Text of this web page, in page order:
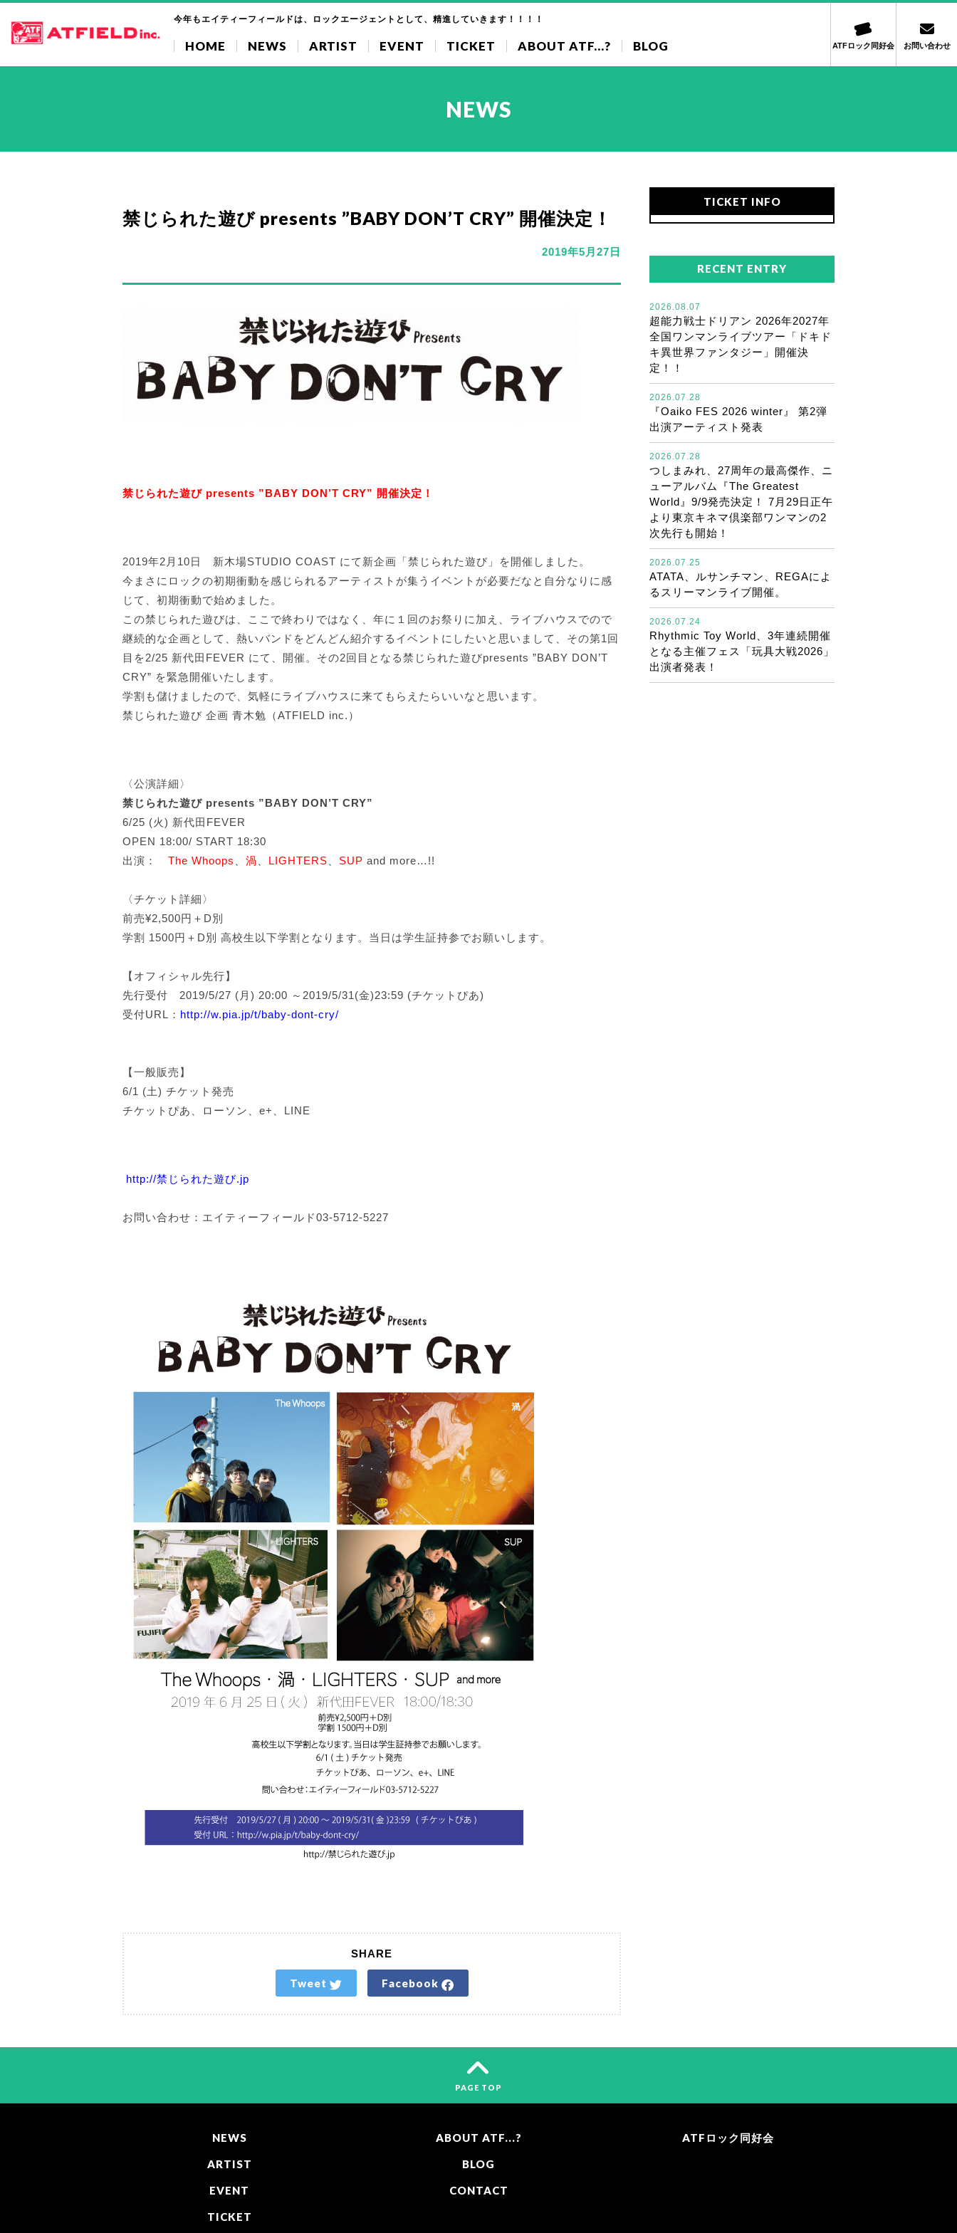
今年もエイティーフィールドは、ロックエージェントとして、精進していきます！！！！
HOME NEWS ARTIST EVENT TICKET ABOUT ATF...? BLOG ATFロック同好会 お問い合わせ
NEWS
禁じられた遊び presents ”BABY DON’T CRY” 開催決定！
2019年5月27日
禁じられた遊び presents ”BABY DON’T CRY” 開催決定！
2019年2月10日 新木場STUDIO COAST にて新企画「禁じられた遊び」を開催しました。
今まさにロックの初期衝動を感じられるアーティストが集うイベントが必要だなと自分なりに感
じて、初期衝動で始めました。
この禁じられた遊びは、ここで終わりではなく、年に１回のお祭りに加え、ライブハウスでので
継続的な企画として、熱いバンドをどんどん紹介するイベントにしたいと思いまして、その第1回
目を2/25 新代田FEVER にて、開催。その2回目となる禁じられた遊びpresents ”BABY DON’T
CRY” を緊急開催いたします。
学割も儲けましたので、気軽にライブハウスに来てもらえたらいいなと思います。
禁じられた遊び 企画 青木勉（ATFIELD inc.）
〈公演詳細〉
禁じられた遊び presents ”BABY DON’T CRY”
6/25 (火) 新代田FEVER
OPEN 18:00/ START 18:30
出演： The Whoops 渦 LIGHTERS SUP and more…!!
〈チケット詳細〉
前売¥2,500円＋D別
学割 1500円＋D別 高校生以下学割となります。当日は学生証持参でお願いします。
【オフィシャル先行】
先行受付 2019/5/27 (月) 20:00 ～2019/5/31(金)23:59 (チケットぴあ)
受付URL： http://w.pia.jp/t/baby-dont-cry/
【一般販売】
6/1 (土) チケット発売
チケットぴあ、ローソン、e+、LINE
http://禁じられた遊び.jp
お問い合わせ：エイティーフィールド03-5712-5227
SHARE
Tweet Facebook
TICKET INFO
RECENT ENTRY
2026.08.07
超能力戦士ドリアン 2026年2027年
全国ワンマンライブツアー「ドキド
キ異世界ファンタジー」開催決
定！！
2026.07.28
『Oaiko FES 2026 winter』 第2弾
出演アーティスト発表
2026.07.28
つしまみれ、27周年の最高傑作、ニ
ューアルバム『The Greatest
World』9/9発売決定！ 7月29日正午
より東京キネマ倶楽部ワンマンの2
次先行も開始！
2026.07.25
ATATA、ルサンチマン、REGAによ
るスリーマンライブ開催。
2026.07.24
Rhythmic Toy World、3年連続開催
となる主催フェス「玩具大戦2026」
出演者発表！
PAGE TOP
NEWS
ARTIST
EVENT
TICKET
ABOUT ATF...?
BLOG
CONTACT
ATFロック同好会